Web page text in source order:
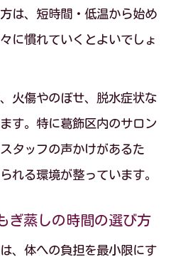
めるよもぎ蒸し活用術
ぎ蒸しを楽しむポイン
で始める準備と注意点
効果を高める工夫方法
アのメリットと注意事
を続けるときのコツ
は、短時間・低温から始め
に慣れていくとよいでしょ
火傷やのぼせ、脱水症状な
す。特に葛飾区内のサロン
タッフの声かけがあるた
れる環境が整っています。
ぎ蒸しの時間の選び方
、体への負担を最小限にす